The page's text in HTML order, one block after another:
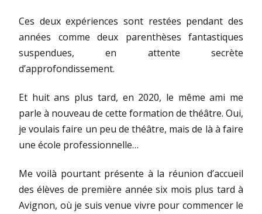
Ces deux expériences sont restées pendant des
années comme deux parenthèses fantastiques
suspendues, en attente secrète
d’approfondissement.
Et huit ans plus tard, en 2020, le même ami me
parle à nouveau de cette formation de théâtre. Oui,
je voulais faire un peu de théâtre, mais de là à faire
une école professionnelle…
Me voilà pourtant présente à la réunion d’accueil
des élèves de première année six mois plus tard à
Avignon, où je suis venue vivre pour commencer le